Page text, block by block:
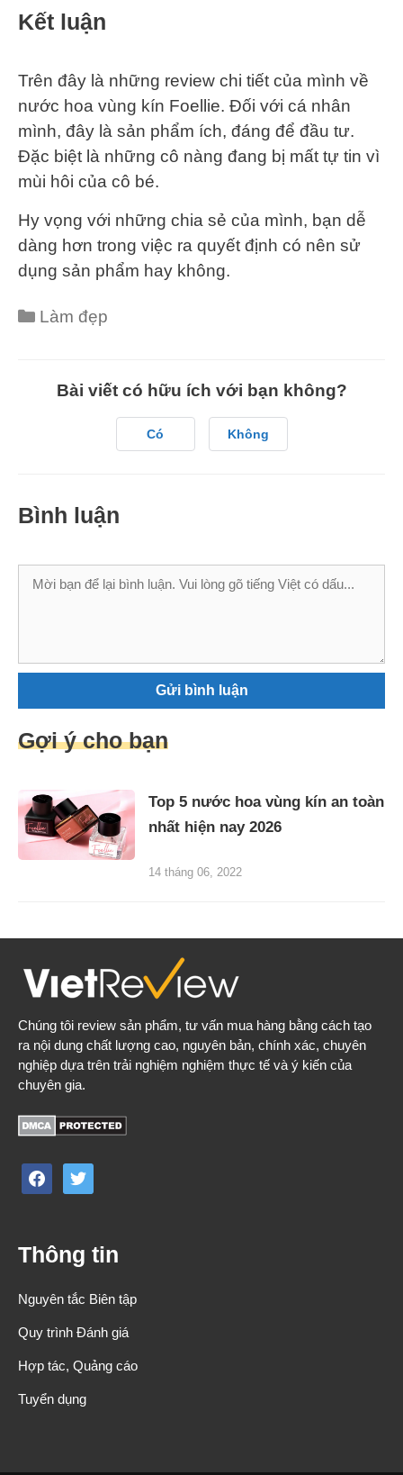
Kết luận
Trên đây là những review chi tiết của mình về
nước hoa vùng kín Foellie. Đối với cá nhân
mình, đây là sản phẩm ích, đáng để đầu tư.
Đặc biệt là những cô nàng đang bị mất tự tin vì
mùi hôi của cô bé.
Hy vọng với những chia sẻ của mình, bạn dễ
dàng hơn trong việc ra quyết định có nên sử
dụng sản phẩm hay không.
Làm đẹp
Bài viết có hữu ích với bạn không?
Có Không
Bình luận
Bình
Gợi ý cho bạn
Top 5 nước hoa vùng kín an toàn
nhất hiện nay 2026
14 tháng 06, 2022
Chúng tôi review sản phẩm, tư vấn mua hàng bằng cách tạo
ra nội dung chất lượng cao, nguyên bản, chính xác, chuyên
nghiệp dựa trên trải nghiệm nghiệm thực tế và ý kiến của
chuyên gia.
facebooktwitter
Thông tin
Nguyên tắc Biên tập
Quy trình Đánh giá
Hợp tác, Quảng cáo
Tuyển dụng